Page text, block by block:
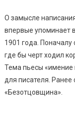
О замысле
впервые упоминает
1901 года.
где бы черт ходил
Тема пьесы «имение
для писателя.
«Безотцовщина».